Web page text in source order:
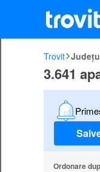
Trovit
3.641
Ordonare